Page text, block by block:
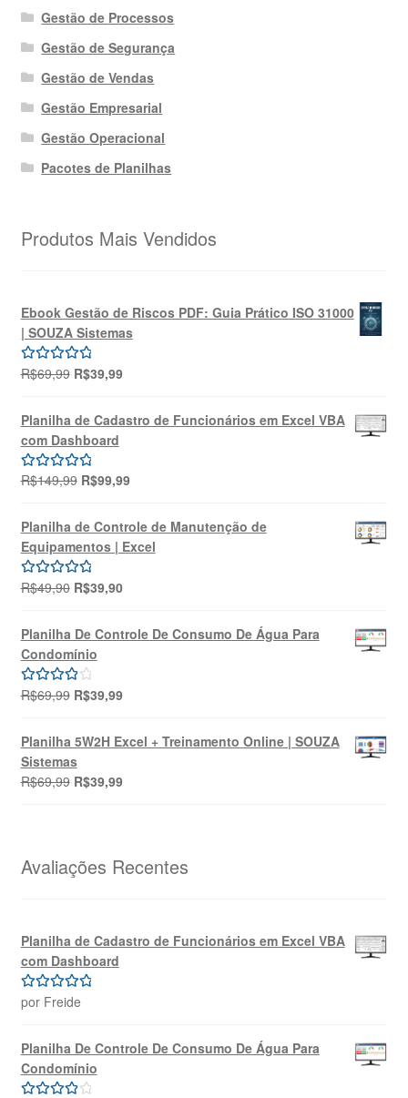
Gestão de Processos
Gestão de Segurança
Gestão de Vendas
Gestão Empresarial
Gestão Operacional
Pacotes de Planilhas
Produtos Mais Vendidos
Ebook Gestão de Riscos PDF: Guia Prático ISO 31000
| SOUZA Sistemas
Avaliação
R$69,99 O
original
era:
R$69,99.
R$39,99O
é:
Planilha de Cadastro de Funcionários em Excel VBA
com Dashboard
Avaliação
R$149,99 O
original
era:
R$149,99.
R$99,99O
atual
é:
R$99,99.
Planilha de Controle de Manutenção de
Equipamentos | Excel
Avaliação
R$49,90 O
original
era:
R$49,90.
R$39,90O
atual
é:
Planilha De Controle De Consumo De Água Para
Condomínio
Avaliação
R$69,99 O
original
era:
R$69,99.
R$39,99O
atual
é:
Planilha 5W2H Excel + Treinamento Online | SOUZA
Sistemas
R$69,99 O
R$69,99.
R$39,99O
R$39,99.
Avaliações Recentes
Planilha de Cadastro de Funcionários em Excel VBA
com Dashboard
Avaliação5
por Freide
Planilha De Controle De Consumo De Água Para
Condomínio